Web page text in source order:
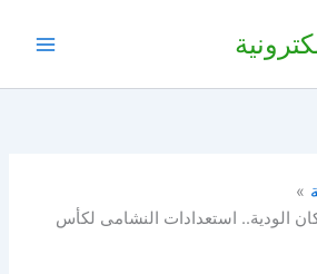
الودية.. استعدادات النشامى لكأس